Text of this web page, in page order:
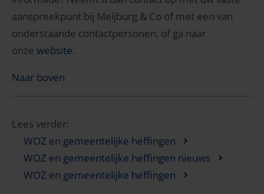
aanspreekpunt bij Meijburg & Co of met een van
onderstaande contactpersonen, of ga naar
onze website.
Naar boven
Lees verder:
WOZ en gemeentelijke heffingen
WOZ en gemeentelijke heffingen nieuws
WOZ en gemeentelijke heffingen